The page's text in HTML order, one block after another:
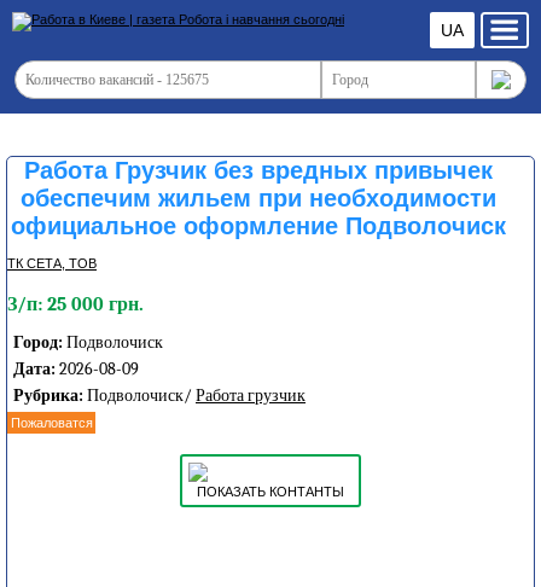
UA
Работа Грузчик без вредных привычек
обеспечим жильем при необходимости
официальное оформление Подволочиск
ТК СЕТА, ТОВ
З/п: 25 000 грн.
Город: Подволочиск
Дата: 2026-08-09
Рубрика: Подволочиск/ Работа грузчик
Пожаловатся
ПОКАЗАТЬ КОНТАНТЫ